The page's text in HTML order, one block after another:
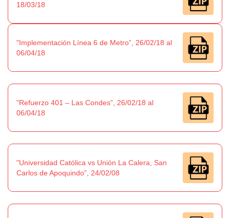
18/03/18
"Implementación Línea 6 de Metro”, 26/02/18 al
06/04/18
"Refuerzo 401 – Las Condes”, 26/02/18 al
06/04/18
"Universidad Católica vs Unión La Calera, San
Carlos de Apoquindo”, 24/02/08